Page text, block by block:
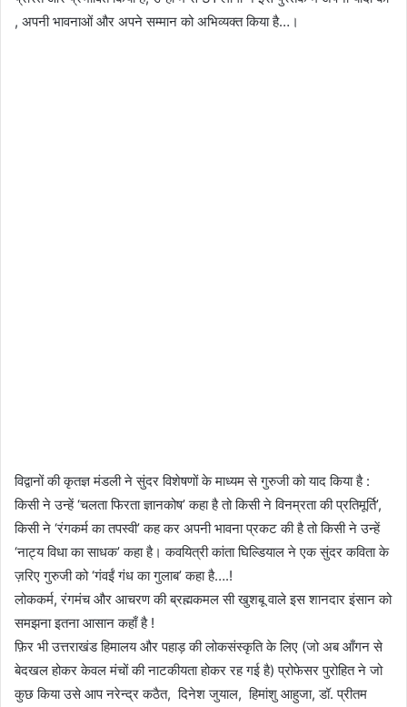
, अपनी भावनाओं और अपने सम्मान को अभिव्यक्त किया है…।
विद्वानों की कृतज्ञ मंडली ने सुंदर विशेषणों के माध्यम से गुरुजी को याद किया है :
किसी ने उन्हें ‘चलता फिरता ज्ञानकोष’ कहा है तो किसी ने विनम्रता की प्रतिमूर्ति’,
किसी ने ‘रंगकर्म का तपस्वी’ कह कर अपनी भावना प्रकट की है तो किसी ने उन्हें
‘नाट्य विधा का साधक’ कहा है। कवयित्री कांता घिल्डियाल ने एक सुंदर कविता के
ज़रिए गुरुजी को ‘गंवईं गंध का गुलाब’ कहा है….!
लोककर्म, रंगमंच और आचरण की ब्रह्मकमल सी खुशबू वाले इस शानदार इंसान को
समझना इतना आसान कहाँ है !
फ़िर भी उत्तराखंड हिमालय और पहाड़ की लोकसंस्कृति के लिए (जो अब आँगन से
बेदखल होकर केवल मंचों की नाटकीयता होकर रह गई है) प्रोफेसर पुरोहित ने जो
कुछ किया उसे आप नरेन्द्र कठैत, दिनेश जुयाल, हिमांशु आहुजा, डॉ. प्रीतम